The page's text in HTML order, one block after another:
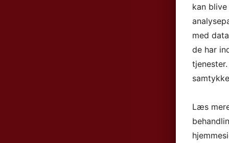
kan
med
de har
Læs